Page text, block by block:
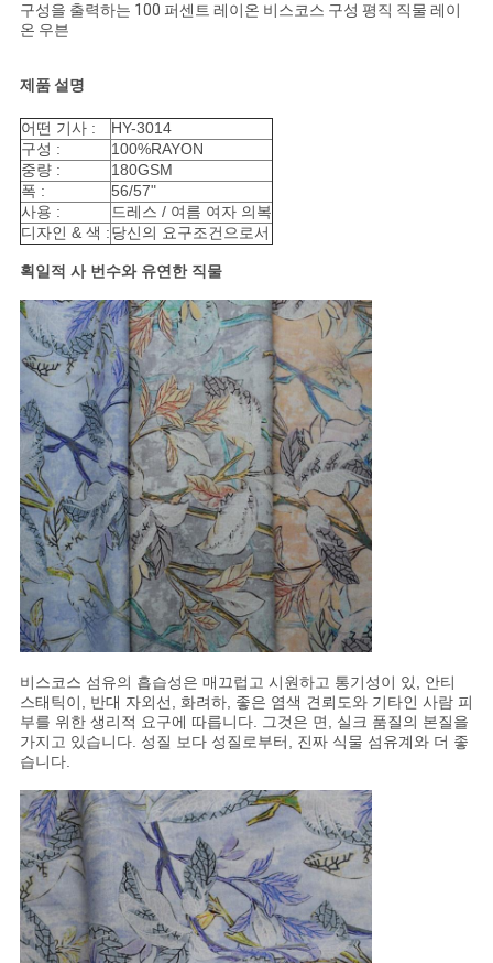
인
용
문
을
요
구
하
세
요
사
이
트
맵
PRIVACY
POLICY
구성을 출력하는 100 퍼센트 레이온 비스코스 구성 평직 직물 레이
온 우븐
제품 설명
어떤 기사 :
HY-3014
구성 :
100%RAYON
중량 :
180GSM
폭 :
56/57"
사용 :
드레스 / 여름 여자 의복
디자인 & 색 :당신의 요구조건으로서
획일적 사 번수와 유연한 직물
비스코스 섬유의 흡습성은 매끄럽고 시원하고 통기성이 있, 안티
스태틱이, 반대 자외선, 화려하, 좋은 염색 견뢰도와 기타인 사람 피
부를 위한 생리적 요구에 따릅니다. 그것은 면, 실크 품질의 본질을
가지고 있습니다. 성질 보다 성질로부터, 진짜 식물 섬유계와 더 좋
습니다.